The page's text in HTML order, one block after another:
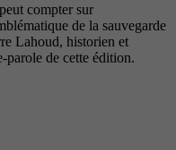
compter sur
de la sauvegarde
Lahoud, historien et
parole de cette édition.